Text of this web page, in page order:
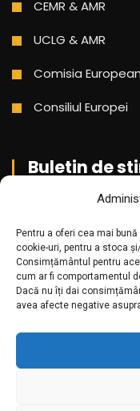
Pentru a oferi cea mai
cookie-uri, pentru a stoca
Consimțământul pentru
cum ar fi comportamentul
Dacă nu îți dai
avea afecte negative
CEMR & AMR
UCLG & AMR
Comisia
Consiliul Europei
Buletin de
Aboneaza-te
noastra!